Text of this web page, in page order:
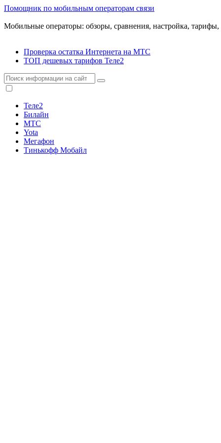
Помощник по мобильным операторам связи
Мобильные операторы: обзоры, сравнения, настройка,
Проверка остатка Интернета на МТС
ТОП дешевых тарифов Теле2
Теле2
Билайн
МТС
Yota
Мегафон
Тинькофф Мобайл